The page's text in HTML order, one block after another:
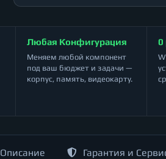
Любая Конфигурация
Меняем любой компонент
под ваш бюджет и задачи —
корпус, память, видеокарту.
0
Описание Гарантия и